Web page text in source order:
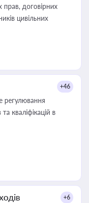
договірних
цивільних
+46
регулювання
кваліфікацій в
+6